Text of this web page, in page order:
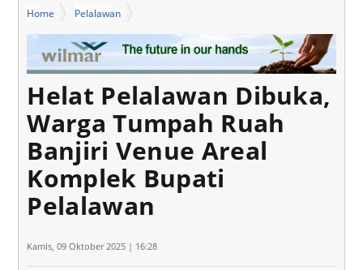
Home
Pelalawan
Helat Pelalawan Dibuka, Warga Tumpah Ruah Banjiri Venue Areal
Komplek Bupati Pelalawan
Helat Pelalawan Dibuka,
Warga Tumpah Ruah
Banjiri Venue Areal
Komplek Bupati
Pelalawan
Kamis, 09 Oktober 2025 | 16:28